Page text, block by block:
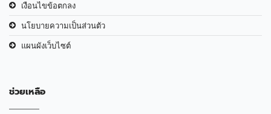
เงือนไขข้อตกลง
นโยบายความเป็นส่วนตัว
แผนผังเว็บไซต์
ช่วยเหลือ